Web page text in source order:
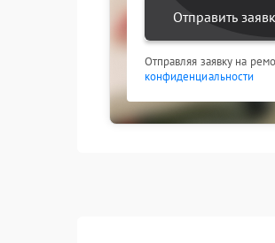
Отправить
Отправляя заявку на
конфиденциальности